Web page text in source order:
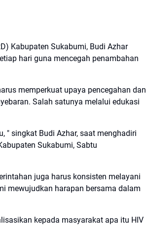
Kabupaten Sukabumi, Budi Azhar
hari guna mencegah penambahan
memperkuat upaya pencegahan dan
Salah satunya melalui edukasi
" singkat Budi Azhar, saat menghadiri
Sukabumi, Sabtu
juga harus konsisten melayani
mewujudkan harapan bersama dalam
kepada masyarakat apa itu HIV